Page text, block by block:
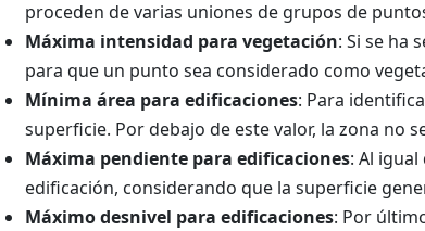
proceden de varias uniones de grupos de
Máxima intensidad para vegetación: Si se ha
para que un punto sea considerado como
Mínima área para edificaciones: Para
superficie. Por debajo de este valor, la zona no
Máxima pendiente para edificaciones: Al
edificación, considerando que la superficie
Máximo desnivel para edificaciones: Por